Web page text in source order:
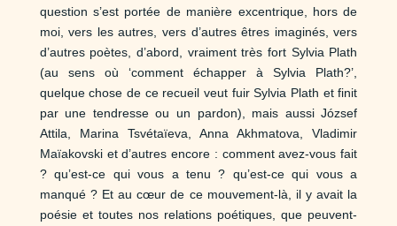
question s’est portée de manière excentrique, hors de
moi, vers les autres, vers d’autres êtres imaginés, vers
d’autres poètes, d’abord, vraiment très fort Sylvia Plath
(au sens où ‘comment échapper à Sylvia Plath?’,
quelque chose de ce recueil veut fuir Sylvia Plath et finit
par une tendresse ou un pardon), mais aussi József
Attila, Marina Tsvétaïeva, Anna Akhmatova, Vladimir
Maïakovski et d’autres encore : comment avez-vous fait
? qu’est-ce qui vous a tenu ? qu’est-ce qui vous a
manqué ? Et au cœur de ce mouvement-là, il y avait la
poésie et toutes nos relations poétiques, que peuvent-